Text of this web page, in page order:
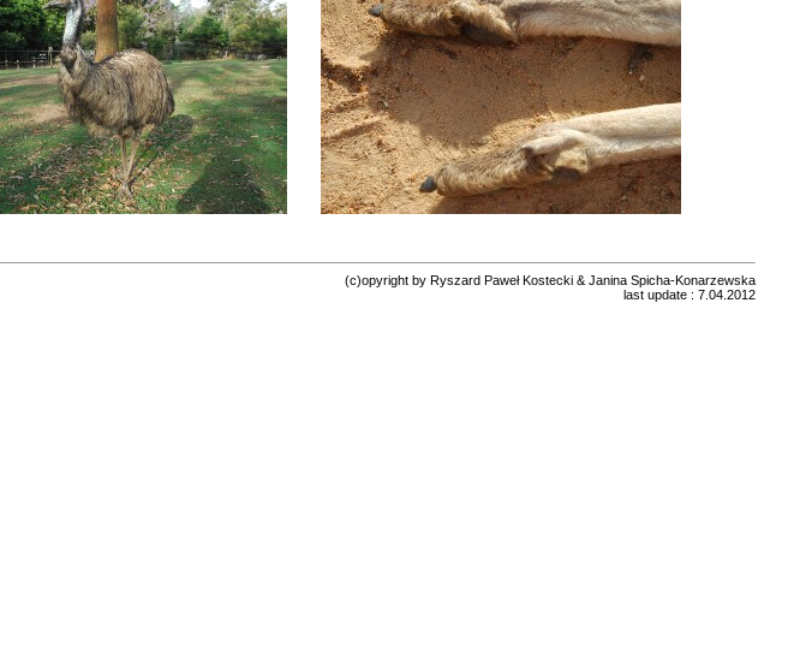
(c)opyright by Ryszard Paweł Kostecki & Janina Spicha-Konarzewska
last update : 7.04.2012